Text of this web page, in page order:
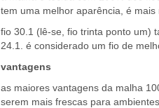
tem uma melhor aparência, é mais
fio 30.1 (lê-se, fio trinta ponto um)
24.1. é considerado um fio de
vantagens
as maiores vantagens da malha
serem mais frescas para